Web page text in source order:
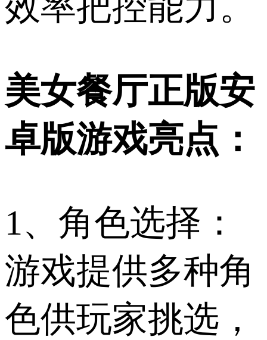
美女餐厅正版安
卓版游戏亮点：
1、角色选择：
游戏提供多种角
色供玩家挑选，